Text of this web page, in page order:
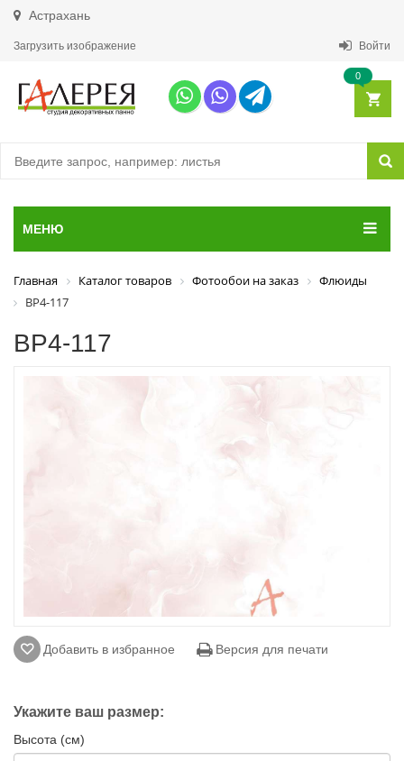
Астрахань
Загрузить изображение Войти
0
МЕНЮ
Главная Каталог товаров Фотообои на заказ
Флюиды
ВР4-117
ВР4-117
Добавить в избранное Версия для печати
Укажите ваш размер:
Высота (см)